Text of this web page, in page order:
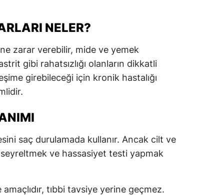
NELER?
zarar verebilir, mide ve yemek
gibi rahatsızlığı olanların dikkatli
girebileceği için kronik hastalığı
saç durulamada kullanır. Ancak cilt ve
ve hassasiyet testi yapmak
tıbbi tavsiye yerine geçmez.